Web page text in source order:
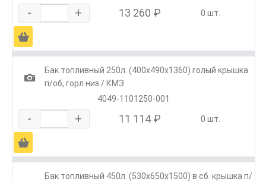
- + 13 260 ₽ 0 шт.
Ä
1
Бак топливный 250л. (400х490х1360) голый крышка
п/об, горл низ / КМЗ
4049-1101250-001
- + 11 114 ₽ 0 шт.
Ä
Бак топливный 450л. (530х650х1500) в сб. крышка п/